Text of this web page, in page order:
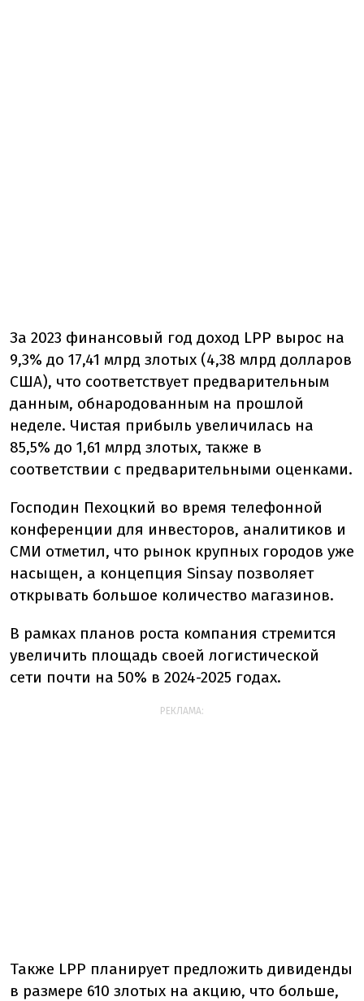
За 2023 финансовый год доход LPP вырос на
9,3% до 17,41 млрд злотых (4,38 млрд долларов
США), что соответствует предварительным
данным, обнародованным на прошлой
неделе. Чистая прибыль увеличилась на
85,5% до 1,61 млрд злотых, также в
соответствии с предварительными оценками.
Господин Пехоцкий во время телефонной
конференции для инвесторов, аналитиков и
СМИ отметил, что рынок крупных городов уже
насыщен, а концепция Sinsay позволяет
открывать большое количество магазинов.
В рамках планов роста компания стремится
увеличить площадь своей логистической
сети почти на 50% в 2024-2025 годах.
РЕКЛАМА:
Также LPP планирует предложить дивиденды
в размере 610 злотых на акцию, что больше,